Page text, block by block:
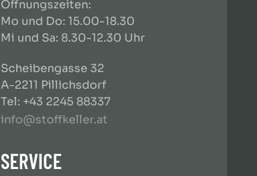
Öffnungszeiten:
Mo und Do: 15.00-18.30
Mi und Sa: 8.30-12.30 Uhr
Scheibengasse 32
A-2211 Pillichsdorf
Tel: +43 2245 88337
info@stoffkeller.at
SERVICE